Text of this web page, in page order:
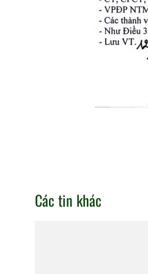
Các tin khác